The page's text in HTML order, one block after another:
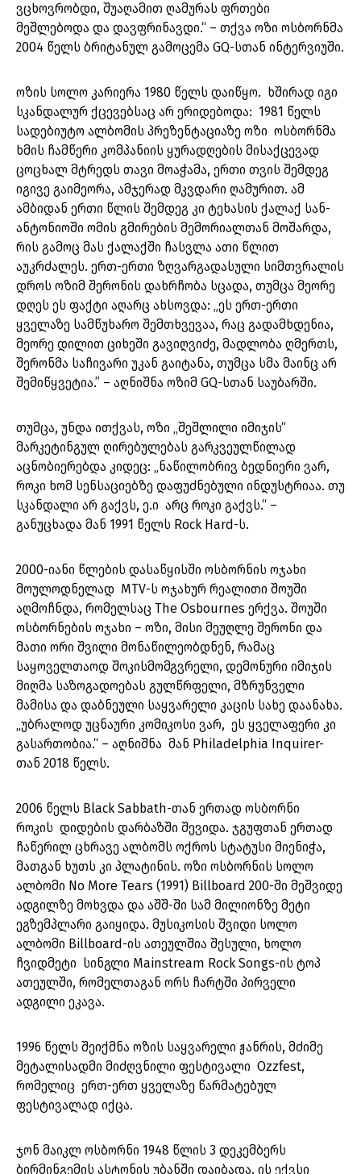
ვცხოვრობდი, შუაღამით ღამურას ფრთები
მეშლებოდა და დავფრინავდი.“ – თქვა ოზი ოსბორნმა
2004 წელს ბრიტანულ გამოცემა GQ-სთან ინტერვიუში.
ოზის სოლო კარიერა 1980 წელს დაიწყო. ხშირად იგი
სკანდალურ ქცევებსაც არ ერიდებოდა: 1981 წელს
სადებიუტო ალბომის პრეზენტაციაზე ოზი ოსბორნმა
ხმის ჩამწერი კომპანიის ყურადღების მისაქცევად
ცოცხალ მტრედს თავი მოაჭამა, ერთი თვის შემდეგ
იგივე გაიმეორა, ამჯერად მკვდარი ღამურით. ამ
ამბიდან ერთი წლის შემდეგ კი ტეხასის ქალაქ სან-
ანტონიოში ომის გმირების მემორიალთან მოშარდა,
რის გამოც მას ქალაქში ჩასვლა ათი წლით
აუკრძალეს. ერთ-ერთი ზღვარგადასული სიმთვრალის
დროს ოზიმ შერონის დახრჩობა სცადა, თუმცა მეორე
დღეს ეს ფაქტი აღარც ახსოვდა: „ეს ერთ-ერთი
ყველაზე სამწუხარო შემთხვევაა, რაც გადამხდენია,
მეორე დილით ციხეში გავიღვიძე, მადლობა ღმერთს,
შერონმა საჩივარი უკან გაიტანა, თუმცა სმა მაინც არ
შემიწყვეტია.” – აღნიშნა ოზიმ GQ-სთან საუბარში.
თუმცა, უნდა ითქვას, ოზი „შეშლილი იმიჯის“
მარკეტინგულ ღირებულებას გარკვეულწილად
აცნობიერებდა კიდეც: „ნაწილობრივ ბედნიერი ვარ,
როკი ხომ სენსაციებზე დაფუძნებული ინდუსტრიაა. თუ
სკანდალი არ გაქვს, ე.ი არც როკი გაქვს.“ –
განუცხადა მან 1991 წელს Rock Hard-ს.
2000-იანი წლების დასაწყისში ოსბორნის ოჯახი
მოულოდნელად MTV-ს ოჯახურ რეალითი შოუში
აღმოჩნდა, რომელსაც The Osbournes ერქვა. შოუში
ოსბორნების ოჯახი – ოზი, მისი მეუღლე შერონი და
მათი ორი შვილი მონაწილეობდნენ, რამაც
საყოველთაოდ შოკისმომგვრელი, დემონური იმიჯის
მიღმა საზოგადოებას გულწრფელი, მზრუნველი
მამისა და დაბნეული საყვარელი კაცის სახე დაანახა.
„უბრალოდ უცნაური კომიკოსი ვარ, ეს ყველაფერი კი
გასართობია.“ – აღნიშნა მან Philadelphia Inquirer-
თან 2018 წელს.
2006 წელს Black Sabbath-თან ერთად ოსბორნი
როკის დიდების დარბაზში შევიდა. ჯგუფთან ერთად
ჩაწერილ ცხრავე ალბომს ოქროს სტატუსი მიენიჭა,
მათგან ხუთს კი პლატინის. ოზი ოსბორნის სოლო
ალბომი No More Tears (1991) Billboard 200-ში მეშვიდე
ადგილზე მოხვდა და აშშ-ში სამ მილიონზე მეტი
ეგზემპლარი გაიყიდა. მუსიკოსის შვიდი სოლო
ალბომი Billboard-ის ათეულშია შესული, ხოლო
ჩვიდმეტი სინგლი Mainstream Rock Songs-ის ტოპ
ათეულში, რომელთაგან ორს ჩარტში პირველი
ადგილი ეკავა.
1996 წელს შეიქმნა ოზის საყვარელი ჟანრის, მძიმე
მეტალისადმი მიძღვნილი ფესტივალი Ozzfest,
რომელიც ერთ-ერთ ყველაზე წარმატებულ
ფესტივალად იქცა.
ჯონ მაიკლ ოსბორნი 1948 წლის 3 დეკემბერს
ბირმინგემის ასტონის უბანში დაიბადა. ის ექვსი